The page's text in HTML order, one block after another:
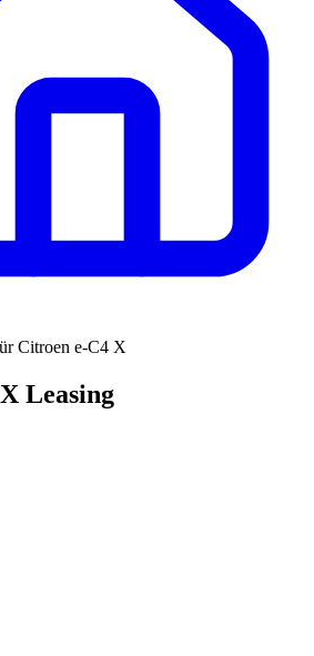
Citroen e-C4 X
Leasing